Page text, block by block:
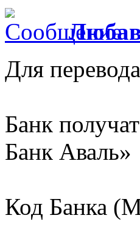
Для
Банк
Банк Аваль»
Код Банка